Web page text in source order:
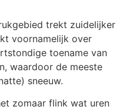
trekt zuidelijker
voornamelijk over
toename van
waardoor de meeste
sneeuw.
zomaar flink wat uren